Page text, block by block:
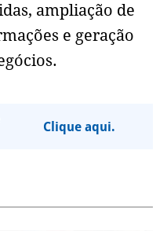
ampliação de
e geração
Clique aqui.